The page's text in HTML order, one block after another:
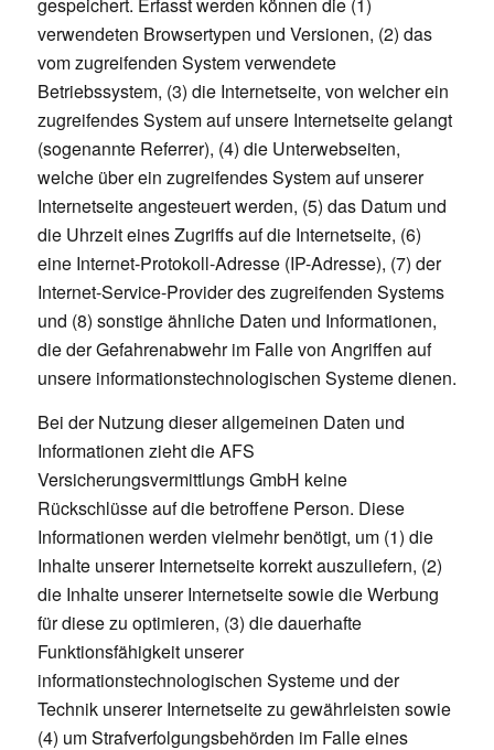
verwendeten Browsertypen und Versionen, (2) das
vom zugreifenden System verwendete
Betriebssystem, (3) die Internetseite, von welcher ein
zugreifendes System auf unsere Internetseite gelangt
(sogenannte Referrer), (4) die Unterwebseiten,
welche über ein zugreifendes System auf unserer
Internetseite angesteuert werden, (5) das Datum und
die Uhrzeit eines Zugriffs auf die Internetseite, (6)
eine Internet-Protokoll-Adresse (IP-Adresse), (7) der
Internet-Service-Provider des zugreifenden Systems
und (8) sonstige ähnliche Daten und Informationen,
die der Gefahrenabwehr im Falle von Angriffen auf
unsere informationstechnologischen Systeme dienen.
Bei der Nutzung dieser allgemeinen Daten und
Informationen zieht die AFS
Versicherungsvermittlungs GmbH keine
Rückschlüsse auf die betroffene Person. Diese
Informationen werden vielmehr benötigt, um (1) die
Inhalte unserer Internetseite korrekt auszuliefern, (2)
die Inhalte unserer Internetseite sowie die Werbung
für diese zu optimieren, (3) die dauerhafte
Funktionsfähigkeit unserer
informationstechnologischen Systeme und der
Technik unserer Internetseite zu gewährleisten sowie
(4) um Strafverfolgungsbehörden im Falle eines